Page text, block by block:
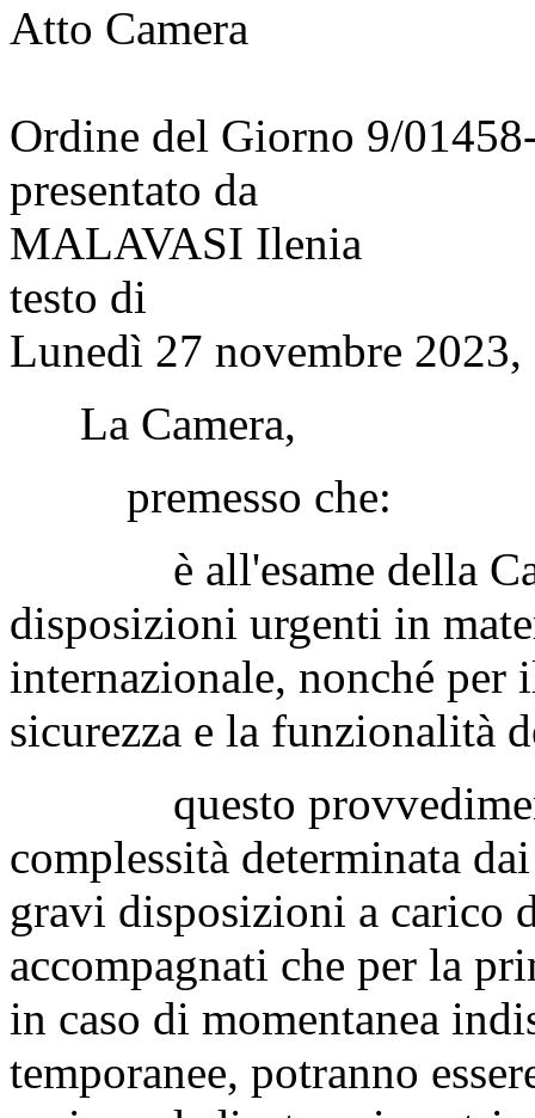
Atto Camera
Ordine del Giorno 9/
presentato da
MALAVASI Ilenia
testo di
Lunedì 27 novembre 2023,
La Camera,
premesso che:
è all'esame della
disposizioni urgenti in
internazionale, nonché
sicurezza e la funzionalità
questo
complessità determinata
gravi disposizioni a carico
accompagnati che per la
in caso di momentanea
temporanee, potranno